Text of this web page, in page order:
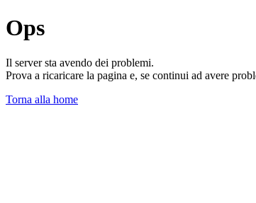
Ops
Il server sta avendo dei problemi.
Prova a ricaricare la pagina e, se continui ad avere
Torna alla home